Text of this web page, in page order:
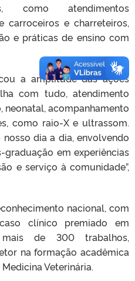
como atendimentos
carroceiros e charreteiros,
e práticas de ensino com
a amplitude das ações
com tudo, atendimento
acompanhamento
como raio-X e ultrassom.
dia a dia, envolvendo
em experiências
e serviço à comunidade”,
nacional, com
clínico premiado em
de 300 trabalhos,
na formação acadêmica
Veterinária.